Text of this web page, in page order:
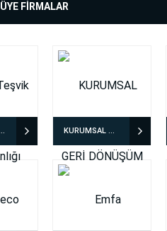
FİRMALAR
Danışmanlığı KURUMSAL GERİ DÖNÜŞÜM